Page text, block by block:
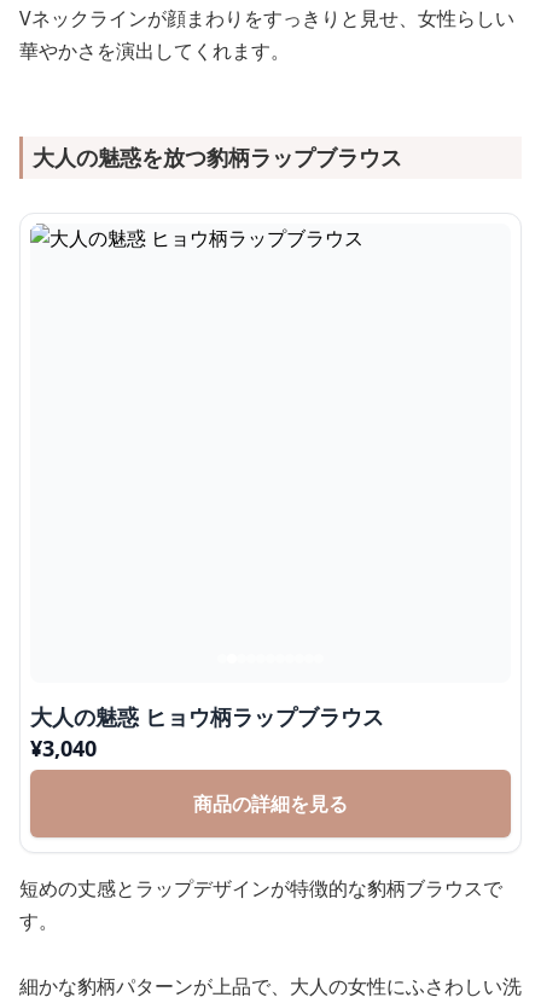
Vネックラインが顔まわりをすっきりと見せ、女性らしい
華やかさを演出してくれます。
大人の魅惑を放つ豹柄ラップブラウス
大人の魅惑 ヒョウ柄ラップブラウス
¥3,040
商品の詳細を見る
短めの丈感とラップデザインが特徴的な豹柄ブラウスで
す。
細かな豹柄パターンが上品で、大人の女性にふさわしい洗